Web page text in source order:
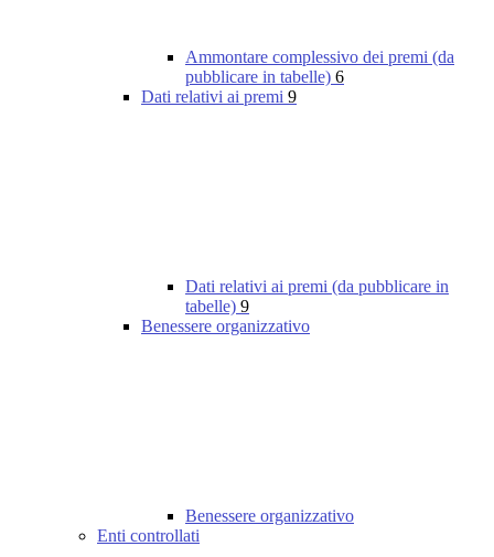
Ammontare complessivo dei premi (da
pubblicare in tabelle) 6
Dati relativi ai premi 9
Dati relativi ai premi (da pubblicare in
tabelle) 9
Benessere organizzativo
Benessere organizzativo
Enti controllati